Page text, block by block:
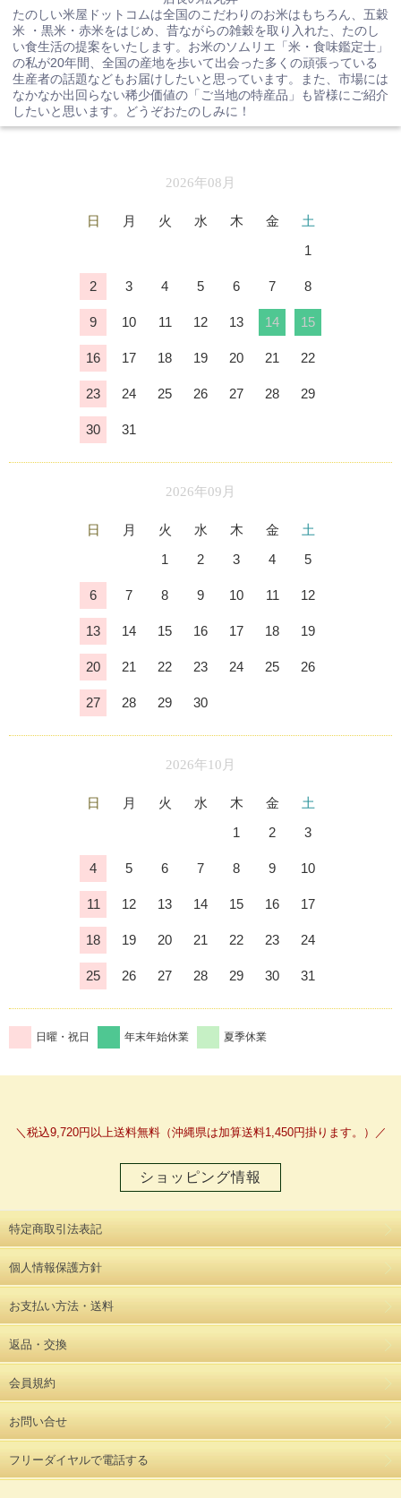
たのしい米屋ドットコムは全国のこだわりのお米はもちろん、五穀
米 ・黒米・赤米をはじめ、昔ながらの雑穀を取り入れた、たのし
い食生活の提案をいたします。お米のソムリエ「米・食味鑑定士」
の私が20年間、全国の産地を歩いて出会った多くの頑張っている
生産者の話題などもお届けしたいと思っています。また、市場には
なかなか出回らない稀少価値の「ご当地の特産品」も皆様にご紹介
したいと思います。どうぞおたのしみに！
2026年08月
日 月 火 水 木 金
土
1
2 3 4 5 6 7 8
9 10 11 12 13 14 15
16 17 18 19 20 21 22
23 24 25 26 27 28 29
30 31
2026年09月
日 月 火 水 木 金
土
1
2 3 4 5
6 7 8 9 10 11 12
13 14 15 16 17 18 19
20 21 22 23 24 25 26
27 28 29 30
2026年10月
日 月 火 水 木 金
土
1
2 3
4 5 6 7 8 9 10
11 12 13 14 15 16 17
18 19 20 21 22 23 24
25 26 27 28 29 30 31
日曜・祝日 年末年始休業 夏季休業
＼税込9,720円以上送料無料（沖縄県は加算送料1,450円掛ります。）／
ショッピング情報
特定商取引法表記
個人情報保護方針
お支払い方法・送料
返品・交換
会員規約
お問い合せ
フリーダイヤルで電話する